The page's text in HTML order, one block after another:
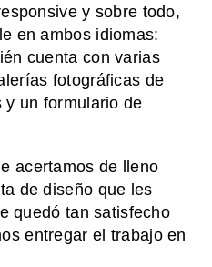
y sobre todo,
en ambos idiomas:
cuenta con varias
fotográficas de
y un formulario de
acertamos de lleno
de diseño que les
quedó tan satisfecho
entregar el trabajo en